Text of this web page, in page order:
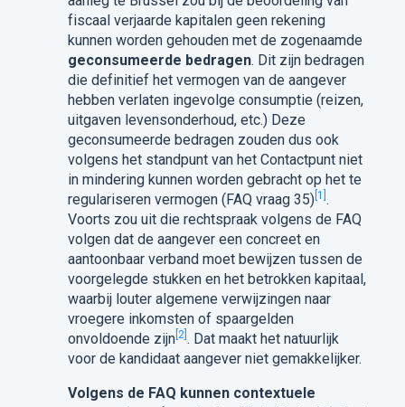
fiscaal verjaarde kapitalen geen rekening
kunnen worden gehouden met de zogenaamde
geconsumeerde bedragen. Dit zijn bedragen
die definitief het vermogen van de aangever
hebben verlaten ingevolge consumptie (reizen,
uitgaven levensonderhoud, etc.) Deze
geconsumeerde bedragen zouden dus ook
volgens het standpunt van het Contactpunt niet
in mindering kunnen worden gebracht op het te
regulariseren vermogen (FAQ vraag 35) [1] .
Voorts zou uit die rechtspraak volgens de FAQ
volgen dat de aangever een concreet en
aantoonbaar verband moet bewijzen tussen de
voorgelegde stukken en het betrokken kapitaal,
waarbij louter algemene verwijzingen naar
vroegere inkomsten of spaargelden
onvoldoende zijn [2] . Dat maakt het natuurlijk
voor de kandidaat aangever niet gemakkelijker.
Volgens de FAQ kunnen contextuele